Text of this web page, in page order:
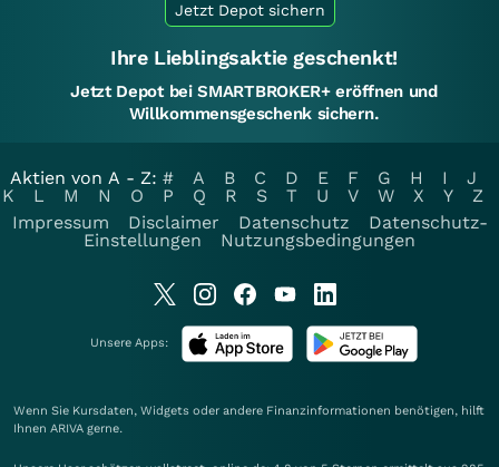
Jetzt Depot sichern
Ihre Lieblingsaktie geschenkt!
Jetzt Depot bei SMARTBROKER+ eröffnen und
Willkommensgeschenk sichern.
Aktien von A - Z: # A B C D E F G H I
J
K
L M N O P Q R S T U V W X Y
Z
Impressum
Disclaimer Datenschutz
Datenschutz-
Einstellungen
Nutzungsbedingungen
Unsere Apps:
Wenn Sie Kursdaten, Widgets oder andere Finanzinformationen benötigen, hilft
Ihnen ARIVA gerne.